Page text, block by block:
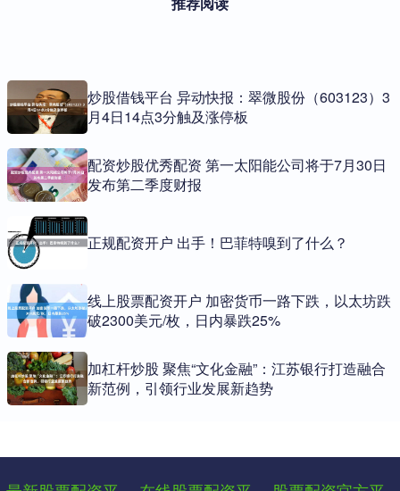
炒股借钱平台 异动快报：翠微股份（603123）3
月4日14点3分触及涨停板
配资炒股优秀配资 第一太阳能公司将于7月30日
发布第二季度财报
正规配资开户 出手！巴菲特嗅到了什么？
线上股票配资开户 加密货币一路下跌，以太坊跌
破2300美元/枚，日内暴跌25%
加杠杆炒股 聚焦“文化金融”：江苏银行打造融合
新范例，引领行业发展新趋势